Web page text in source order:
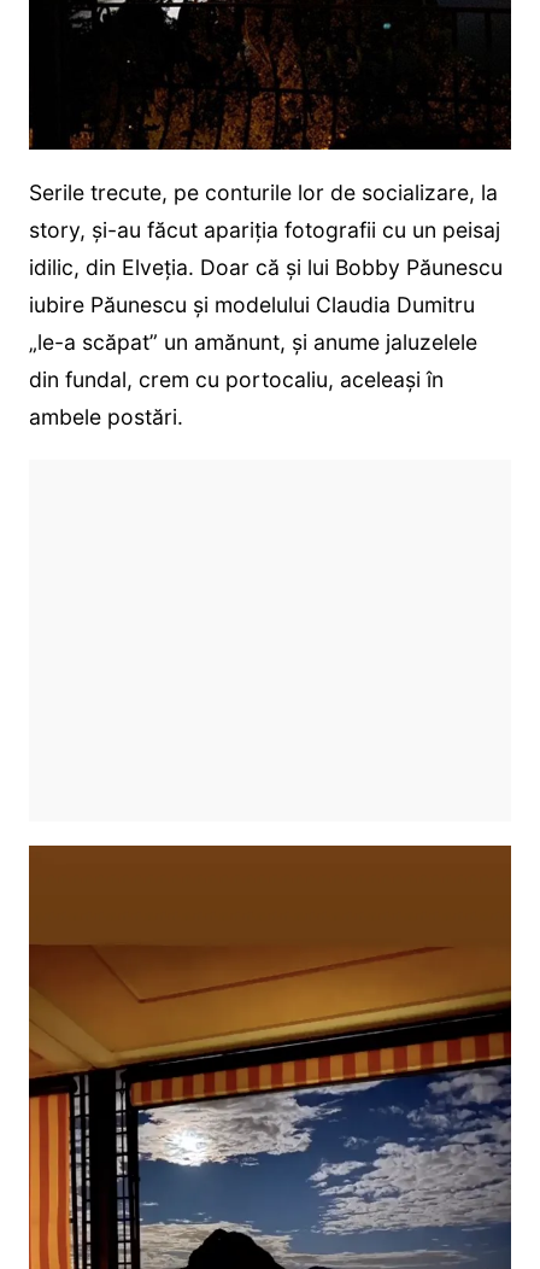
Serile trecute, pe conturile lor de socializare, la
story, și-au făcut apariția fotografii cu un peisaj
idilic, din Elveția. Doar că și lui Bobby Păunescu
iubire Păunescu și modelului Claudia Dumitru
„le-a scăpat” un amănunt, și anume jaluzelele
din fundal, crem cu portocaliu, aceleași în
ambele postări.